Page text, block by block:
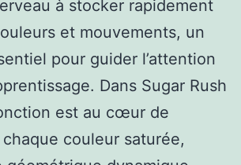
à stocker rapidement
et mouvements, un
pour guider l’attention
Dans Sugar Rush
est au cœur de
chaque couleur saturée,